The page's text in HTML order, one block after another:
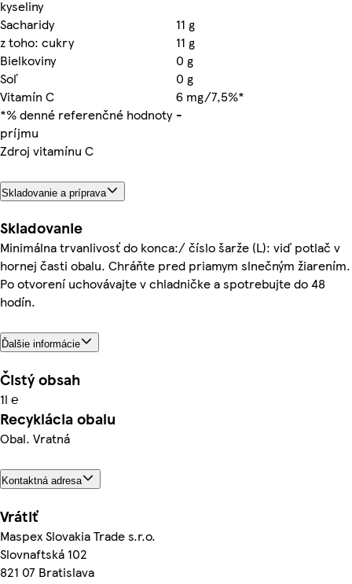
kyseliny
Sacharidy
11 g
z toho: cukry
11 g
Bielkoviny
0 g
Soľ
0 g
Vitamín C
6 mg/7,5%*
*% denné referenčné hodnoty
príjmu
-
Zdroj vitamínu C
Skladovanie a príprava
Skladovanie
Minimálna trvanlivosť do konca:/ číslo šarže (L): viď potlač v
hornej časti obalu. Chráňte pred priamym slnečným žiarením.
Po otvorení uchovávajte v chladničke a spotrebujte do 48
hodín.
Ďalšie informácie
Čistý obsah
1l ℮
Recyklácia obalu
Obal. Vratná
Kontaktná adresa
Vrátiť
Maspex Slovakia Trade s.r.o.
Slovnaftská 102
821 07 Bratislava